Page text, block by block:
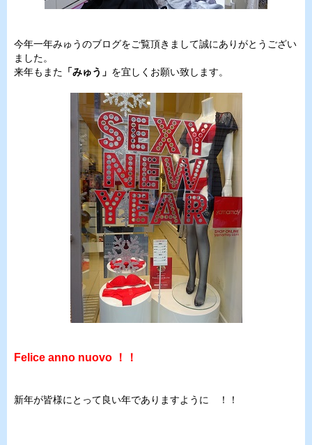
今年一年みゅうのブログをご覧頂きまして誠にありがとうござい
ました。
来年もまた 「みゅう」 を宜しくお願い致します。
Felice anno nuovo ！！
新年が皆様にとって良い年でありますように ！！